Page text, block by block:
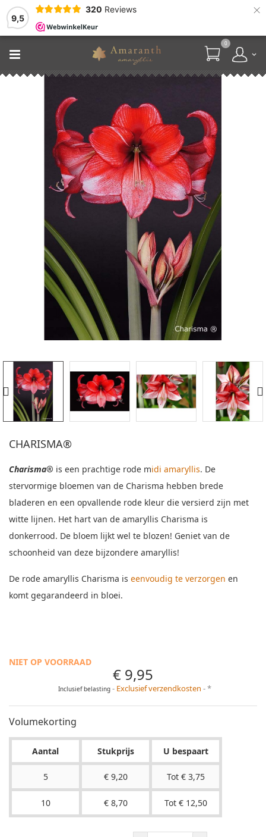
9,5
320 Reviews ×
0
CHARISMA®
Charisma® is een prachtige rode midi amaryllis. De
stervormige bloemen van de Charisma hebben brede
bladeren en een opvallende rode kleur die versierd zijn met
witte lijnen. Het hart van de amaryllis Charisma is
donkerrood. De bloem lijkt wel te blozen! Geniet van de
schoonheid van deze bijzondere amaryllis!
De rode amaryllis Charisma is eenvoudig te verzorgen en
komt gegarandeerd in bloei.
NIET OP VOORRAAD
€ 9,95
Inclusief belasting Exclusief verzendkosten *
Volumekorting
Aantal Stukprijs U bespaart
5 € 9,20 Tot € 3,75
10 € 8,70 Tot € 12,50